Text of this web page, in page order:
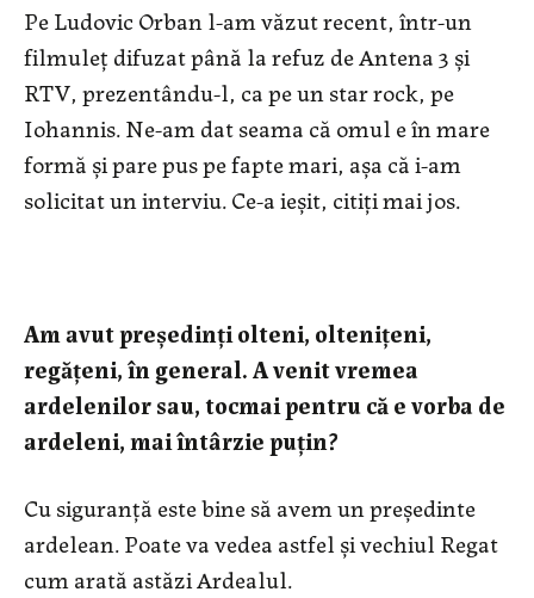
Pe Ludovic Orban l-am văzut recent, într-un
filmuleţ difuzat până la refuz de Antena 3 şi
RTV, prezentându-l, ca pe un star rock, pe
Iohannis. Ne-am dat seama că omul e în mare
formă şi pare pus pe fapte mari, aşa că i-am
solicitat un interviu. Ce-a ieşit, citiţi mai jos.
Am avut preşedinţi olteni, olteniţeni,
regăţeni, în general. A venit vremea
ardelenilor sau, tocmai pentru că e vorba de
ardeleni, mai întârzie puţin?
Cu siguranţă este bine să avem un preşedinte
ardelean. Poate va vedea astfel şi vechiul Regat
cum arată astăzi Ardealul.